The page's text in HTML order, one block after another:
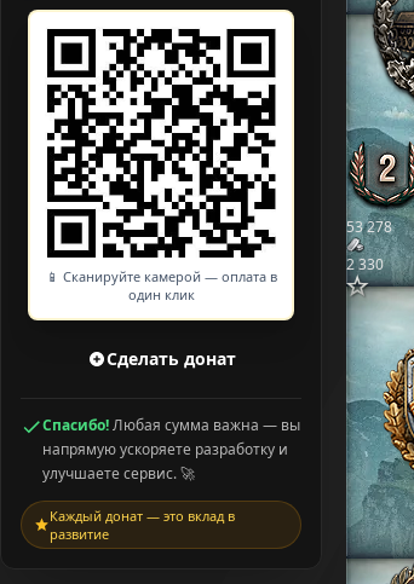
📱 Сканируйте камерой — оплата в
один клик
Сделать донат
Спасибо!Любая сумма важна — вы
напрямую ускоряете разработку и
улучшаете сервис. 🚀
Каждый донат — это вклад в
развитие
53 278
2 330